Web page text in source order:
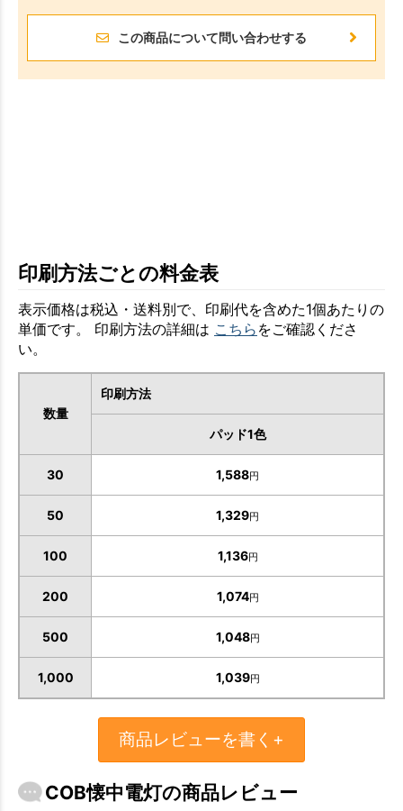
この商品について問い合わせする
お買い物を続ける カートへ進む
印刷方法ごとの料金表
表示価格は税込・送料別で、印刷代を含めた1個あたりの
単価です。 印刷方法の詳細は こちら をご確認くださ
い。
数量
印刷方法
パッド1色
30 1,588円
50 1,329円
100 1,136円
200 1,074円
500 1,048円
1,000 1,039円
商品レビューを書く+
COB懐中電灯の商品レビュー